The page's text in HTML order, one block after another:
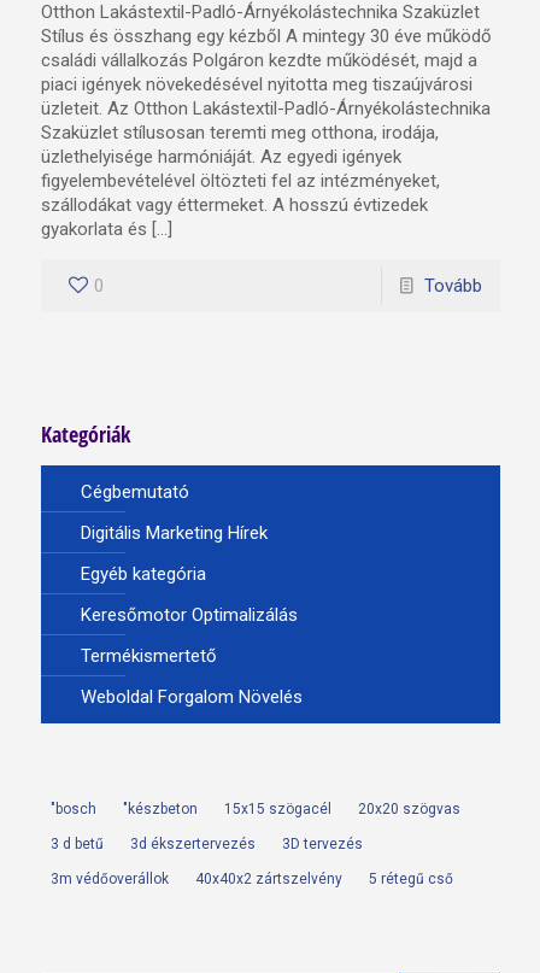
Otthon Lakástextil-Padló-Árnyékolástechnika Szaküzlet
Stílus és összhang egy kézből A mintegy 30 éve működő
családi vállalkozás Polgáron kezdte működését, majd a
piaci igények növekedésével nyitotta meg tiszaújvárosi
üzleteit. Az Otthon Lakástextil-Padló-Árnyékolástechnika
Szaküzlet stílusosan teremti meg otthona, irodája,
üzlethelyisége harmóniáját. Az egyedi igények
figyelembevételével öltözteti fel az intézményeket,
szállodákat vagy éttermeket. A hosszú évtizedek
gyakorlata és […]
0 Tovább
Kategóriák
Cégbemutató
Digitális Marketing Hírek
Egyéb kategória
Keresőmotor Optimalizálás
Termékismertető
Weboldal Forgalom Növelés
"bosch "készbeton 15x15 szögacél 20x20 szögvas
3 d betű 3d ékszertervezés 3D tervezés
3m védőoverállok 40x40x2 zártszelvény 5 rétegű cső